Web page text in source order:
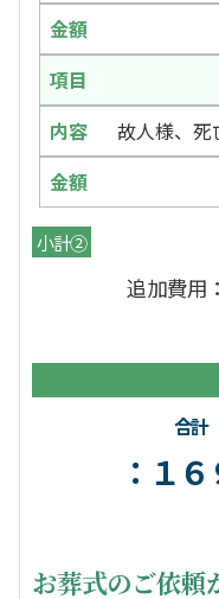
故人様、死
小計②
追加費用
合計
：１
お葬式のご依頼